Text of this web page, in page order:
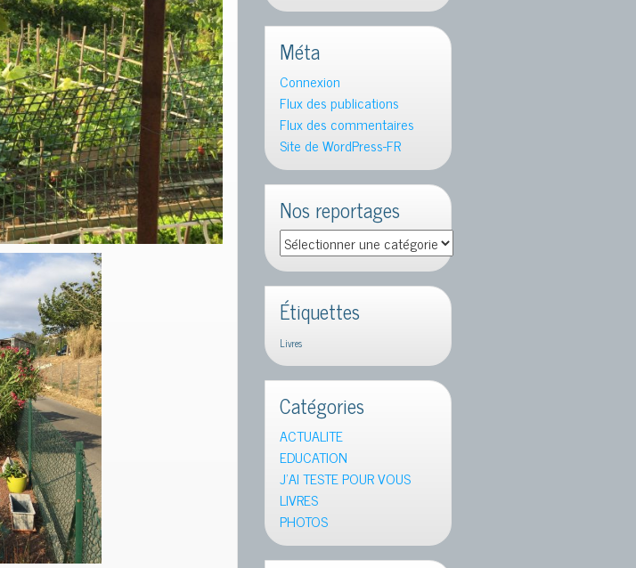
Méta
Connexion
Flux des publications
Flux des commentaires
Site de WordPress-FR
Nos reportages
Nos
reportages
Étiquettes
Livres
Catégories
ACTUALITE
EDUCATION
J'AI TESTE POUR VOUS
LIVRES
PHOTOS